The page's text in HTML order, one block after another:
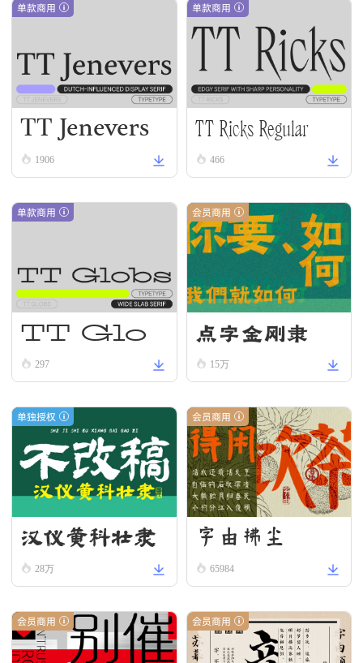
单款商用
TT Jenevers
Regular
1906
单款商用
TT Ricks Regular
466
单款商用
TT Glo
bs Reg
ular
297
会员商用
点字金刚隶
15万
单独授权
汉仪黄科壮隶
W28万
会员商用
字由拂尘
65984
会员商用 会员商用